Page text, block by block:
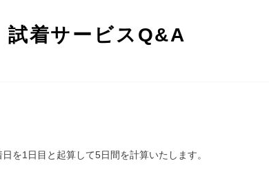
試着サービスQ&A
を1日目と起算して5日間を計算いたします。